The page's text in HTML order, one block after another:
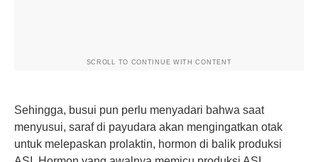
SCROLL TO CONTINUE WITH CONTENT
Sehingga, busui pun perlu menyadari bahwa saat
menyusui, saraf di payudara akan mengingatkan otak
untuk melepaskan prolaktin, hormon di balik produksi